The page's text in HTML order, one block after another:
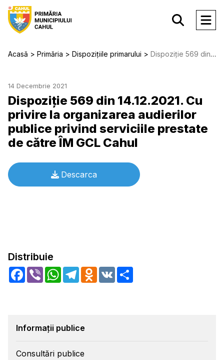
Acasă Primăria Dispozițiile primarului Dispoziție 569 din 14.12.2021. Cu privire la organizarea audierilor publice privind serviciile prestate de către ÎM GCL Cahul
14 Decembrie 2021
Dispoziție 569 din 14.12.2021. Cu
privire la organizarea audierilor
publice privind serviciile prestate
de către ÎM GCL Cahul
Descarca
Distribuie
Facebook
Viber WhatsApp
TelegramOdnoklassniki
VK
Informații publice
Consultări publice